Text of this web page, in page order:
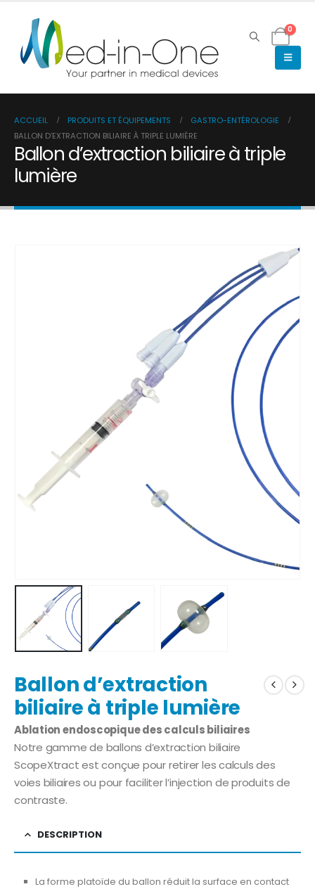
0
ACCUEIL PRODUITS ET ÉQUIPEMENTS
GASTRO-ENTÉROLOGIE
BALLON D’EXTRACTION BILIAIRE À TRIPLE LUMIÈRE
Ballon d’extraction biliaire à triple
lumière
Ballon d’extraction
biliaire à triple lumière
Ablation endoscopique des calculs biliaires
Notre gamme de ballons d’extraction biliaire
ScopeXtract est conçue pour retirer les calculs des
voies biliaires ou pour faciliter l’injection de produits de
contraste.
DESCRIPTION
La forme platoïde du ballon réduit la surface en contact